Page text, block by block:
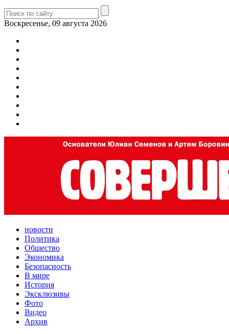
Воскресенье, 09 августа 2026
новости
Политика
Общество
Экономика
Безопасность
В мире
История
Эксклюзивы
Фото
Видео
Архив